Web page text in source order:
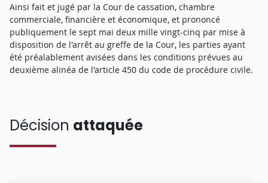
Ainsi fait et jugé par la Cour de cassation, chambre
commerciale, financière et économique, et prononcé
publiquement le sept mai deux mille vingt-cinq par mise à
disposition de l'arrêt au greffe de la Cour, les parties ayant
été préalablement avisées dans les conditions prévues au
deuxième alinéa de l'article 450 du code de procédure civile.
Décision attaquée